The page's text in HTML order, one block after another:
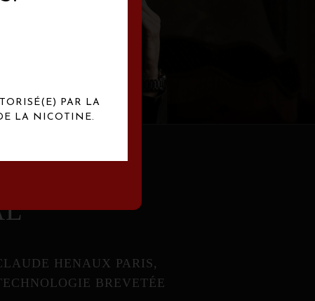
HENAUX PARIS,
BREVETÉE
PAR LA
LA NICOTINE.